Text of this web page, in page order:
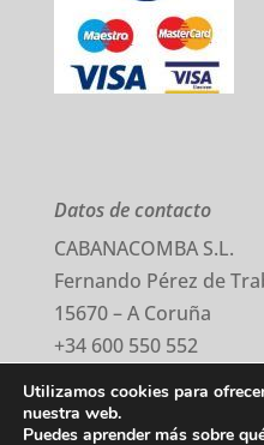
Datos de contacto
CABANACOMBA S.L.
Fernando Pérez de
15670 – A Coruña
+34 600 550 552
Utilizamos cookies para
nuestra web.
Puedes aprender más sobre